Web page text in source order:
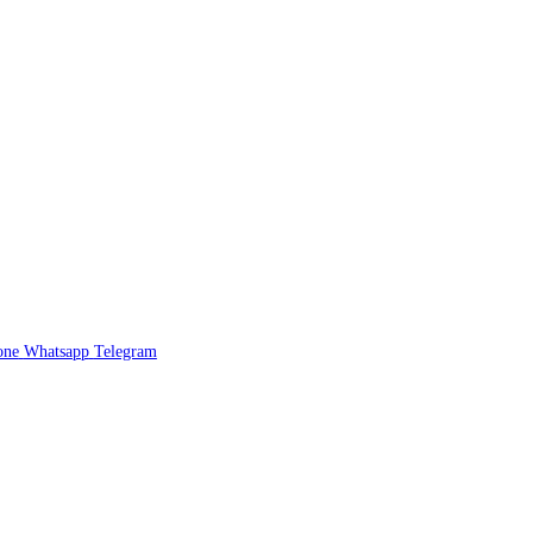
Whatsapp Telegram